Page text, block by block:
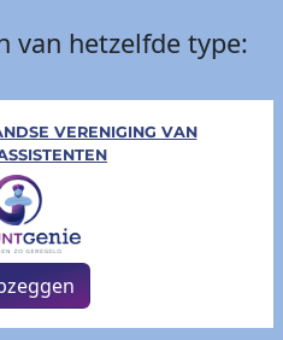
van hetzelfde type:
VERENIGING VAN